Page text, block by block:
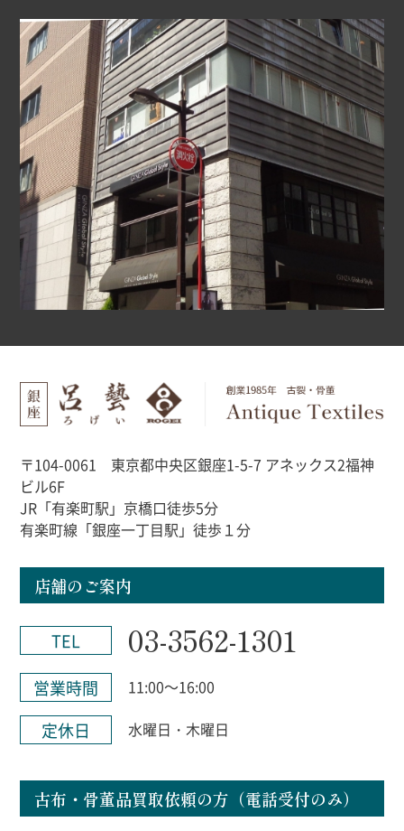
〒104-0061 東京都中央区銀座1-5-7 アネックス2福神
ビル6F
JR「有楽町駅」京橋口徒歩5分
有楽町線「銀座一丁目駅」徒歩１分
店舗のご案内
TEL 03-3562-1301
営業時間 11:00～16:00
定休日 水曜日・木曜日
古布・骨董品買取依頼の方（電話受付のみ）